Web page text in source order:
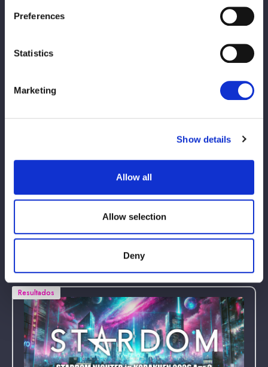
Preferences
Statistics
Marketing
Show details
Allow all
Allow selection
Deny
STARDOM AMERICAN DREAM 2026
Resultados
correspondentes
Resultados